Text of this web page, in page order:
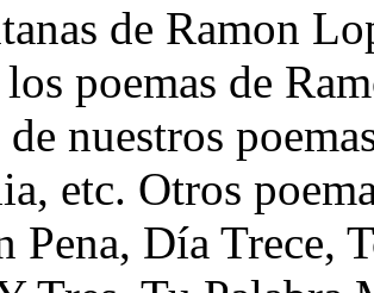
de Ramon
poemas de
nuestros
etc. Otros
Pena, Día Trece,